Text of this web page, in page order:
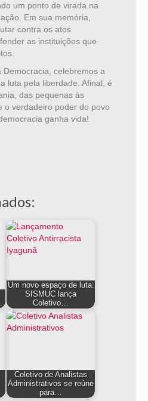
um ponto de virada na
Em sua memória,
contra os atos
as instituições que
Democracia, celebremos a
luta pela liberdade. Afinal, é
das pequenas às
o verdadeiro poder do povo
ganha vida!
Um novo espaço de luta:
SISMUC lança
Coletivo…
Coletivo de Analistas
Administrativos se reúne
para…